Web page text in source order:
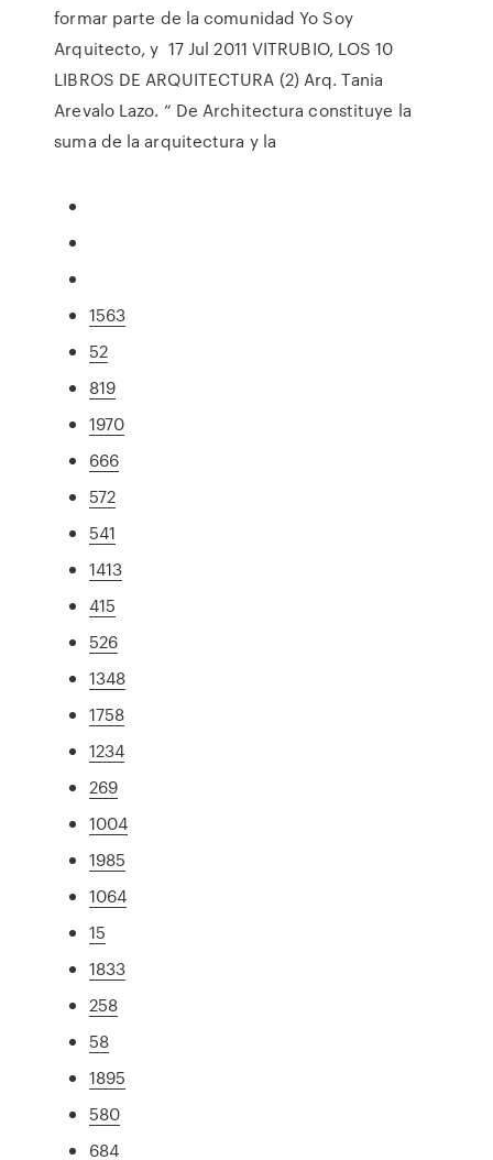
formar parte de la comunidad Yo Soy
Arquitecto, y 17 Jul 2011 VITRUBIO, LOS 10
LIBROS DE ARQUITECTURA (2) Arq. Tania
Arevalo Lazo. “ De Architectura constituye la
suma de la arquitectura y la
1563
52
819
1970
666
572
541
1413
415
526
1348
1758
1234
269
1004
1985
1064
15
1833
258
58
1895
580
684